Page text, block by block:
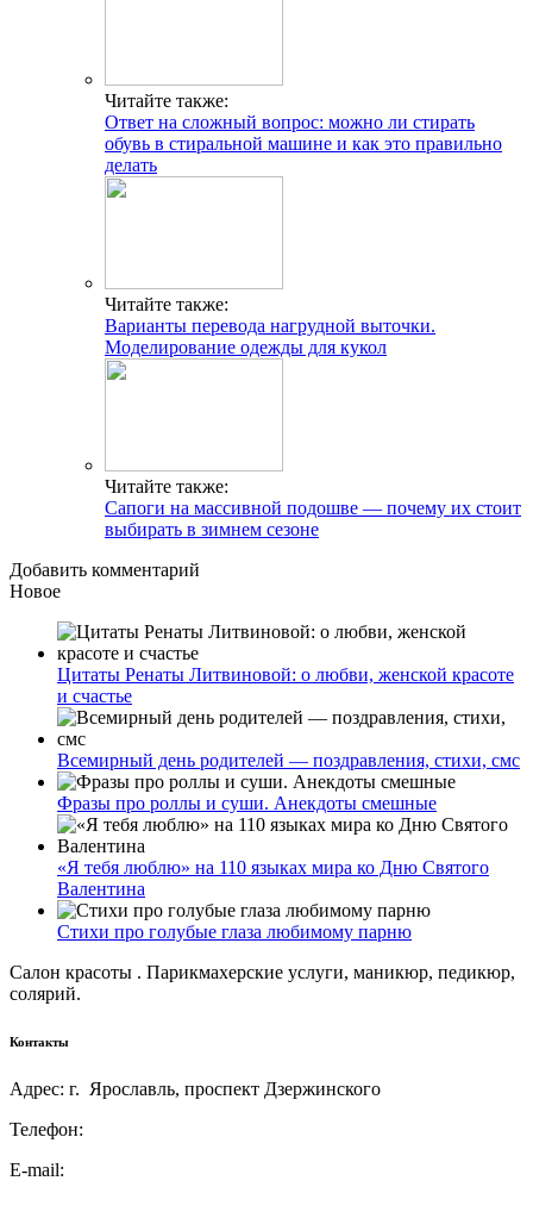
Читайте также:
Ответ на сложный вопрос: можно ли стирать
обувь в стиральной машине и как это правильно
делать
Читайте также:
Варианты перевода нагрудной выточки.
Моделирование одежды для кукол
Читайте также:
Сапоги на массивной подошве — почему их стоит
выбирать в зимнем сезоне
Добавить комментарий
Новое
Цитаты Ренаты Литвиновой: о любви, женской красоте
и счастье
Всемирный день родителей — поздравления, стихи, смс
Фразы про роллы и суши. Анекдоты смешные
«Я тебя люблю» на 110 языках мира ко Дню Святого
Валентина
Стихи про голубые глаза любимому парню
Салон красоты . Парикмахерские услуги, маникюр, педикюр,
солярий.
Контакты
Адрес: г. Ярославль, проспект Дзержинского
Телефон:
E-mail: